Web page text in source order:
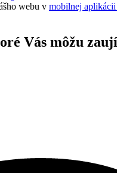
webu v mobilnej
Vás môžu